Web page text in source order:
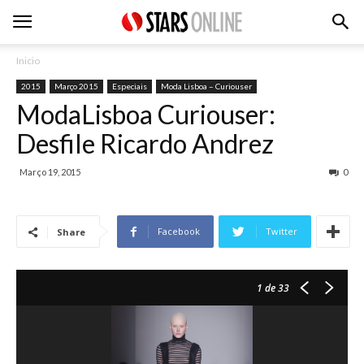
Inicio
2015 Março 2015 Especiais Moda Lisboa – Curiouser
ModaLisboa Curiouser:
Desfile Ricardo Andrez
Março 19, 2015 0
Share Facebook Twitter
1 de 33